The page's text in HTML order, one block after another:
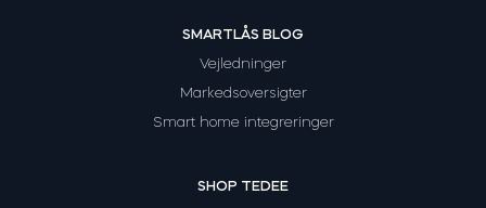
SMARTLÅS BLOG
Vejledninger
Markedsoversigter
Smart home integreringer
SHOP TEDEE